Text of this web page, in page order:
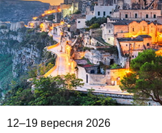
12–19 вересня 2026